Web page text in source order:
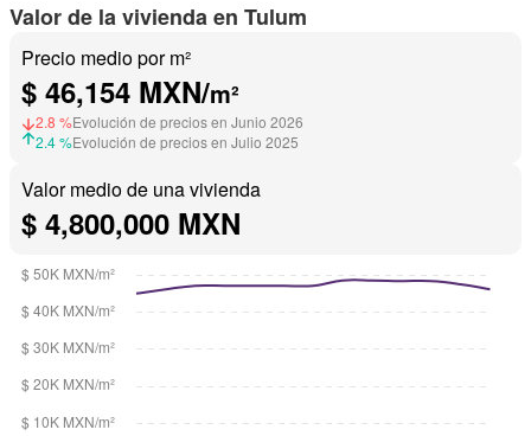
Valor de la vivienda en Tulum
Precio medio por m²
$ 46,154 MXN/m²
2.8 %Evolución de precios en Junio 2026
2.4 %Evolución de precios en Julio 2025
Valor medio de una vivienda
$ 4,800,000 MXN